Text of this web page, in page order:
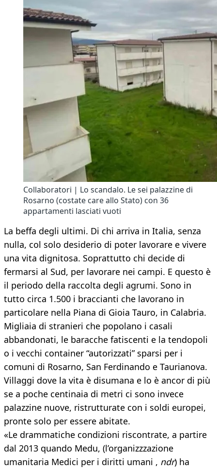
Collaboratori | Lo scandalo. Le sei palazzine di
Rosarno (costate care allo Stato) con 36
appartamenti lasciati vuoti
La beffa degli ultimi. Di chi arriva in Italia, senza
nulla, col solo desiderio di poter lavorare e vivere
una vita dignitosa. Soprattutto chi decide di
fermarsi al Sud, per lavorare nei campi. E questo è
il periodo della raccolta degli agrumi. Sono in
tutto circa 1.500 i braccianti che lavorano in
particolare nella Piana di Gioia Tauro, in Calabria.
Migliaia di stranieri che popolano i casali
abbandonati, le baracche fatiscenti e la tendopoli
o i vecchi container “autorizzati” sparsi per i
comuni di Rosarno, San Ferdinando e Taurianova.
Villaggi dove la vita è disumana e lo è ancor di più
se a poche centinaia di metri ci sono invece
palazzine nuove, ristrutturate con i soldi europei,
pronte solo per essere abitate.
«Le drammatiche condizioni riscontrate, a partire
dal 2013 quando Medu, (l’organizzzazione
umanitaria Medici per i diritti umani , ndr) ha